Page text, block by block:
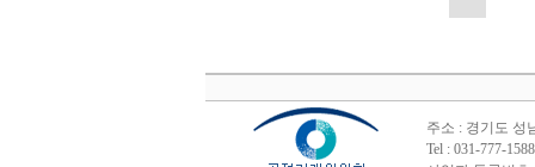
주소 : 경기도 성
Tel : 031-777-